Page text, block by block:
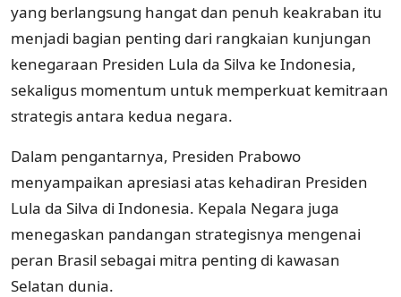
yang berlangsung hangat dan penuh keakraban itu
menjadi bagian penting dari rangkaian kunjungan
kenegaraan Presiden Lula da Silva ke Indonesia,
sekaligus momentum untuk memperkuat kemitraan
strategis antara kedua negara.
Dalam pengantarnya, Presiden Prabowo
menyampaikan apresiasi atas kehadiran Presiden
Lula da Silva di Indonesia. Kepala Negara juga
menegaskan pandangan strategisnya mengenai
peran Brasil sebagai mitra penting di kawasan
Selatan dunia.